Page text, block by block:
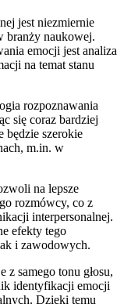
jest niezmiernie
branży naukowej.
emocji jest analiza
na temat stanu
rozpoznawania
się ⁢coraz bardziej
będzie szerokie
m.in.⁣ w
‌na ⁢lepsze
rozmówcy, co z
interpersonalnej.
efekty tego
i‍ zawodowych.
z ‍samego tonu‌ głosu,
identyfikacji emocji
⁢Dzięki temu